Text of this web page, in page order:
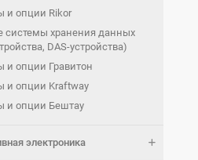
и опции Rikor
системы хранения данных
DAS-устройства)
и опции Гравитон
и опции Kraftway
и опции Бештау
электроника